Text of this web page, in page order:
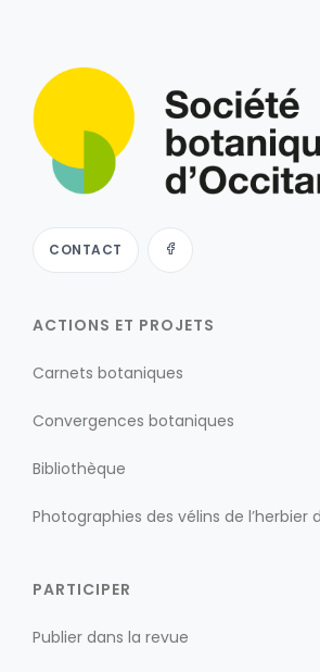
CONTACT
ACTIONS ET PROJETS
Carnets botaniques
Convergences botaniques
Bibliothèque
Photographies des vélins de l’herbier
PARTICIPER
Publier dans la revue